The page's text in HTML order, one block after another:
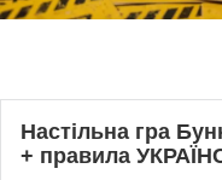
Настільна гра
+ правила